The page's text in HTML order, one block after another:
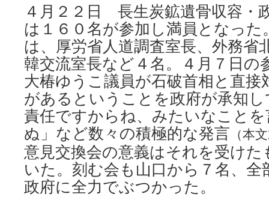
４月２２日 長生炭鉱遺骨収容・
は１６０名が参加し満員となっ
は、厚労省人道調査室長、外務省
韓交流室長など４名。４月７日の
大椿ゆうこ議員が石破首相と直接
があるということを政府が承知
責任ですからね、みたいなこと
ぬ」など数々の積極的な発言 （本
意見交換会の意義はそれを受け
いた。刻む会も山口から７名、
政府に全力でぶつかった。